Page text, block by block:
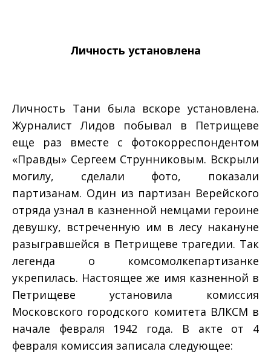
Личность установлена
Личность Тани была вскоре установлена.
Журналист Лидов побывал в Петрищеве
еще раз вместе с фотокорреспондентом
«Правды» Сергеем Струнниковым. Вскрыли
могилу, сделали фото, показали
партизанам. Один из партизан Верейского
отряда узнал в казненной немцами героине
девушку, встреченную им в лесу накануне
разыгравшейся в Петрищеве трагедии. Так
легенда о комсомолке­партизанке
укрепилась. Настоящее же имя казненной в
Петрищеве установила комиссия
Московского городского комитета ВЛКСМ в
начале февраля 1942 года. В акте от 4
февраля комиссия записала следующее: